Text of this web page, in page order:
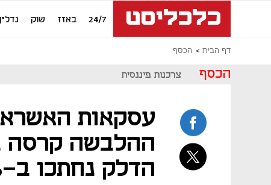
24/7 באזז שוק
דף הבית הכסף
הכסף צרכנות פיננסית
עסקאות
הדלק נחתכו ב-50%